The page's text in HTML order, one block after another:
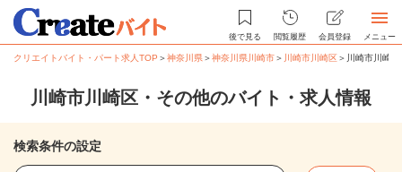
後で見る 閲覧履歴 会員登録 メニュー
クリエイトバイト・パート求人TOP ＞神奈川県＞神奈川県川崎市＞ 川崎市川崎区＞ 川崎市川崎
川崎市川崎区・その他のバイト・求人情報
検索条件の設定